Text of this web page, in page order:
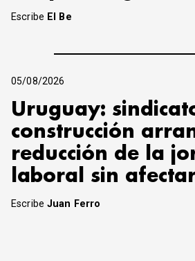
Escribe El Be
05/08/2026
Uruguay:
construcción
reducción de la
laboral sin
EscribeJuan Ferro